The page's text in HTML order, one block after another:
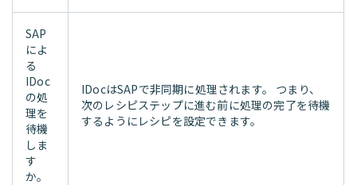
SAP
によ
る
IDoc
の処
理を
待機
しま
す
か。
IDocはSAPで非同期に処理されます。 つまり、
次のレシピステップに進む前に処理の完了を待機
するようにレシピを設定できます。